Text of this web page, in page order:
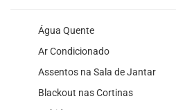
Água Quente
Ar Condicionado
Assentos na Sala de Jantar
Blackout nas Cortinas